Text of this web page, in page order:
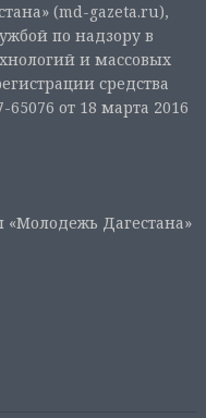
(md-gazeta.ru),
по надзору в
и массовых
средства
от 18 марта 2016
«Молодежь Дагестана»